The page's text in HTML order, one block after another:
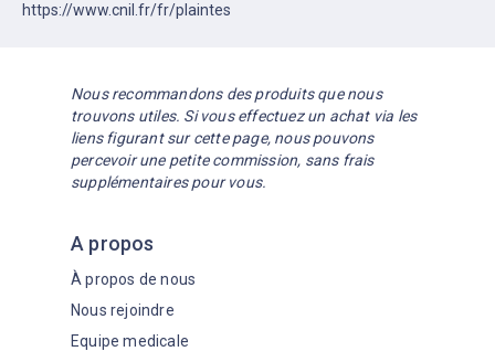
https://www.cnil.fr/fr/plaintes
A propos
Nous recommandons des produits que nous
trouvons utiles. Si vous effectuez un achat via les
liens figurant sur cette page, nous pouvons
percevoir une petite commission, sans frais
supplémentaires pour vous.
Nous rejoindre
Equipe medicale
À propos de nous